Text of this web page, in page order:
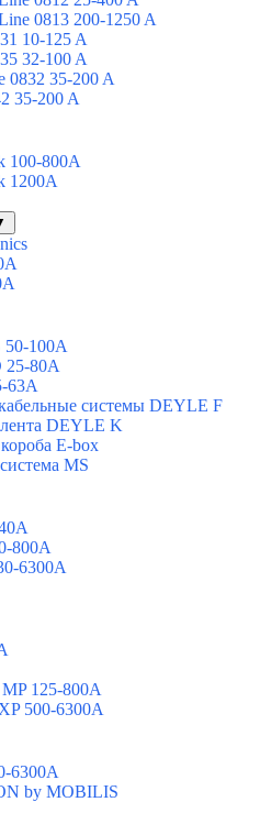
0813 200-1250 A
10-125 A
32-100 A
0832 35-200 A
35-200 A
100-800А
1200А
50-100A
25-80A
63A
системы DEYLE F
DEYLE K
E-box
MS
800А
6300А
125-800A
500-6300A
6300А
by MOBILIS